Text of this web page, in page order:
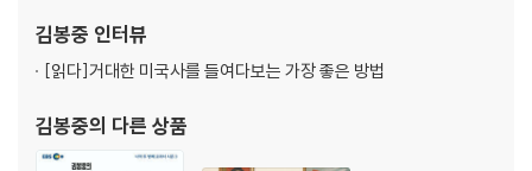
14. [대공황] 거대한 블랙홀로 빨려 들어간 세계의 경제
15. [제2차 세계 대전] 7,000만 명이 사라진 인류 최악의 재앙
5장. [현대] 갈등과 대립에 휩싸인 ‘이념의 시대’
로 한 강연에도 적극적으로 나선다. 청소년기에 역
김봉중 인터뷰
[읽다]거대한 미국사를 들여다보는 가장 좋은 방법
김봉중의 다른 상품